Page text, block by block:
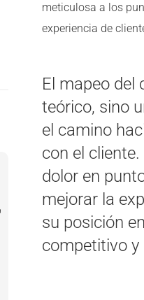
meticulosa a los
experiencia de
El mapeo del
teórico, sino
el camino
con el
dolor en
mejorar la
su posición
competitivo y